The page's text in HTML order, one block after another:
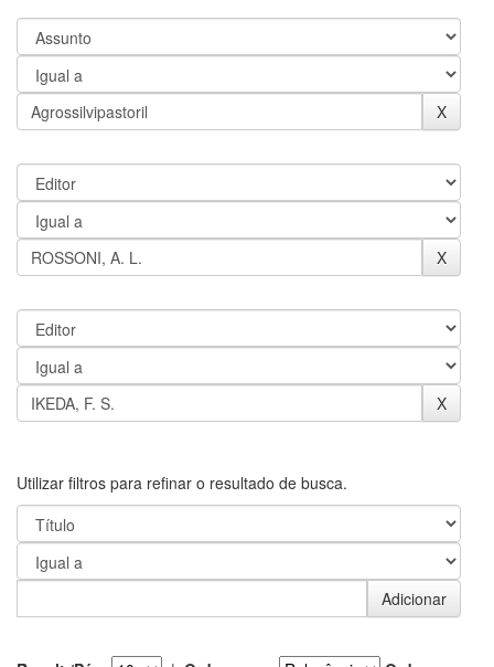
Utilizar filtros para refinar o resultado de busca.